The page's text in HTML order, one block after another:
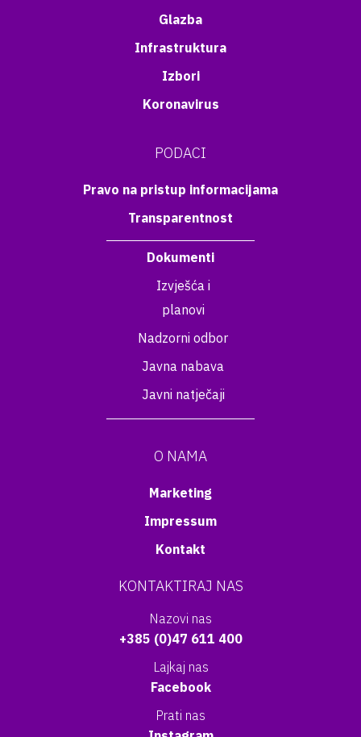
Glazba
Infrastruktura
Izbori
Koronavirus
PODACI
Pravo na pristup informacijama
Transparentnost
Dokumenti
Izvješća i
planovi
Nadzorni odbor
Javna nabava
Javni natječaji
O NAMA
Marketing
Impressum
Kontakt
KONTAKTIRAJ NAS
Nazovi nas
+385 (0)47 611 400
Lajkaj nas
Facebook
Prati nas